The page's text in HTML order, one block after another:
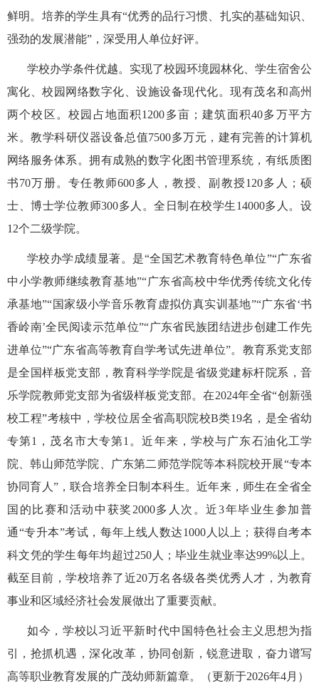
鲜明。培养的学生具有“优秀的品行习惯、扎实的基础知识、
强劲的发展潜能”，深受用人单位好评。
学校办学条件优越。实现了校园环境园林化、学生宿舍公
寓化、校园网络数字化、设施设备现代化。现有茂名和高州
两个校区。校园占地面积1200多亩；建筑面积40多万平方
米。教学科研仪器设备总值7500多万元，建有完善的计算机
网络服务体系。拥有成熟的数字化图书管理系统，有纸质图
书70万册。专任教师600多人，教授、副教授120多人；硕
士、博士学位教师300多人。全日制在校学生14000多人。设
12个二级学院。
学校办学成绩显著。是“全国艺术教育特色单位”“广东省
中小学教师继续教育基地”“广东省高校中华优秀传统文化传
承基地”“国家级小学音乐教育虚拟仿真实训基地”“广东省‘书
香岭南’全民阅读示范单位”“广东省民族团结进步创建工作先
进单位”“广东省高等教育自学考试先进单位”。教育系党支部
是全国样板党支部，教育科学学院是省级党建标杆院系，音
乐学院教师党支部为省级样板党支部。在2024年全省“创新强
校工程”考核中，学校位居全省高职院校B类19名，是全省幼
专第1，茂名市大专第1。近年来，学校与广东石油化工学
院、韩山师范学院、广东第二师范学院等本科院校开展“专本
协同育人”，联合培养全日制本科生。近年来，师生在全省全
国的比赛和活动中获奖2000多人次。近3年毕业生参加普
通“专升本”考试，每年上线人数达1000人以上；获得自考本
科文凭的学生每年均超过250人；毕业生就业率达99%以上。
截至目前，学校培养了近20万名各级各类优秀人才，为教育
事业和区域经济社会发展做出了重要贡献。
如今，学校以习近平新时代中国特色社会主义思想为指
引，抢抓机遇，深化改革，协同创新，锐意进取，奋力谱写
高等职业教育发展的广茂幼师新篇章。（更新于2026年4月）